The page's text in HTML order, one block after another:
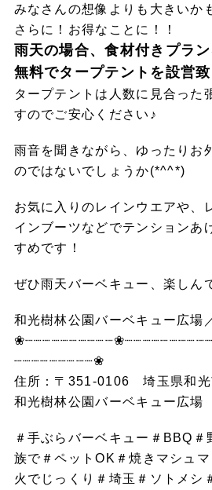
みなさんの想像よりも大きいか
さらに！お得なことに！！
雨天の場合、食材付きプラ
無料でタープテントを設営致
タープテントは人数に見合った
すのでご安心ください♪
雨音を聞きながら、ゆったりお
のではないでしょうか(*^^*)
お気に入りのレインウエアや、
インブーツなどでテンションあ
すめです！
ぜひ雨天バーベキュー、楽しん
和光樹林公園バーベキュー広場
┈┈┈┈┈┈┈┈┈❀
住所：〒351-0106 埼玉県和光
和光樹林公園バーベキュー広場
＃手ぶらバーベキュー＃BBQ＃
族で＃ペットOK＃焼きマシュ
火でじっくり＃埼玉＃ソトメシ